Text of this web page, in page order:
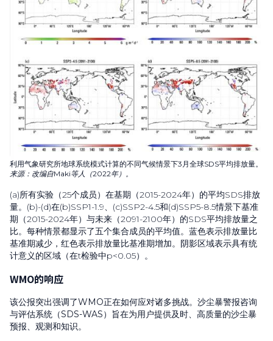
利用气象研究所地球系统模式计算的不同气候情景下3月全球SDS平均排放量。
来源：改编自Maki等人（2022年）。
(a)所有实验（25个成员）在基期（2015-2024年）的平均SDS排放
量。(b)-(d)在(b)SSP1-1.9、(c)SSP2-4.5和(d)SSP5-8.5情景下基准
期（2015-2024年）与未来（2091-2100年）的SDS平均排放量之
比。每种情景都显示了五个集合成员的平均值。蓝色表示排放量比
基准期减少，红色表示排放量比基准期增加。阴影区域表示具有统
计意义的区域（在t检验中p<0.05）。
WMO的响应
该公报突出强调了WMO正在如何应对诸多挑战。沙尘暴警报咨询
与评估系统（SDS-WAS）旨在为用户提供及时、高质量的沙尘暴
预报、观测和知识。